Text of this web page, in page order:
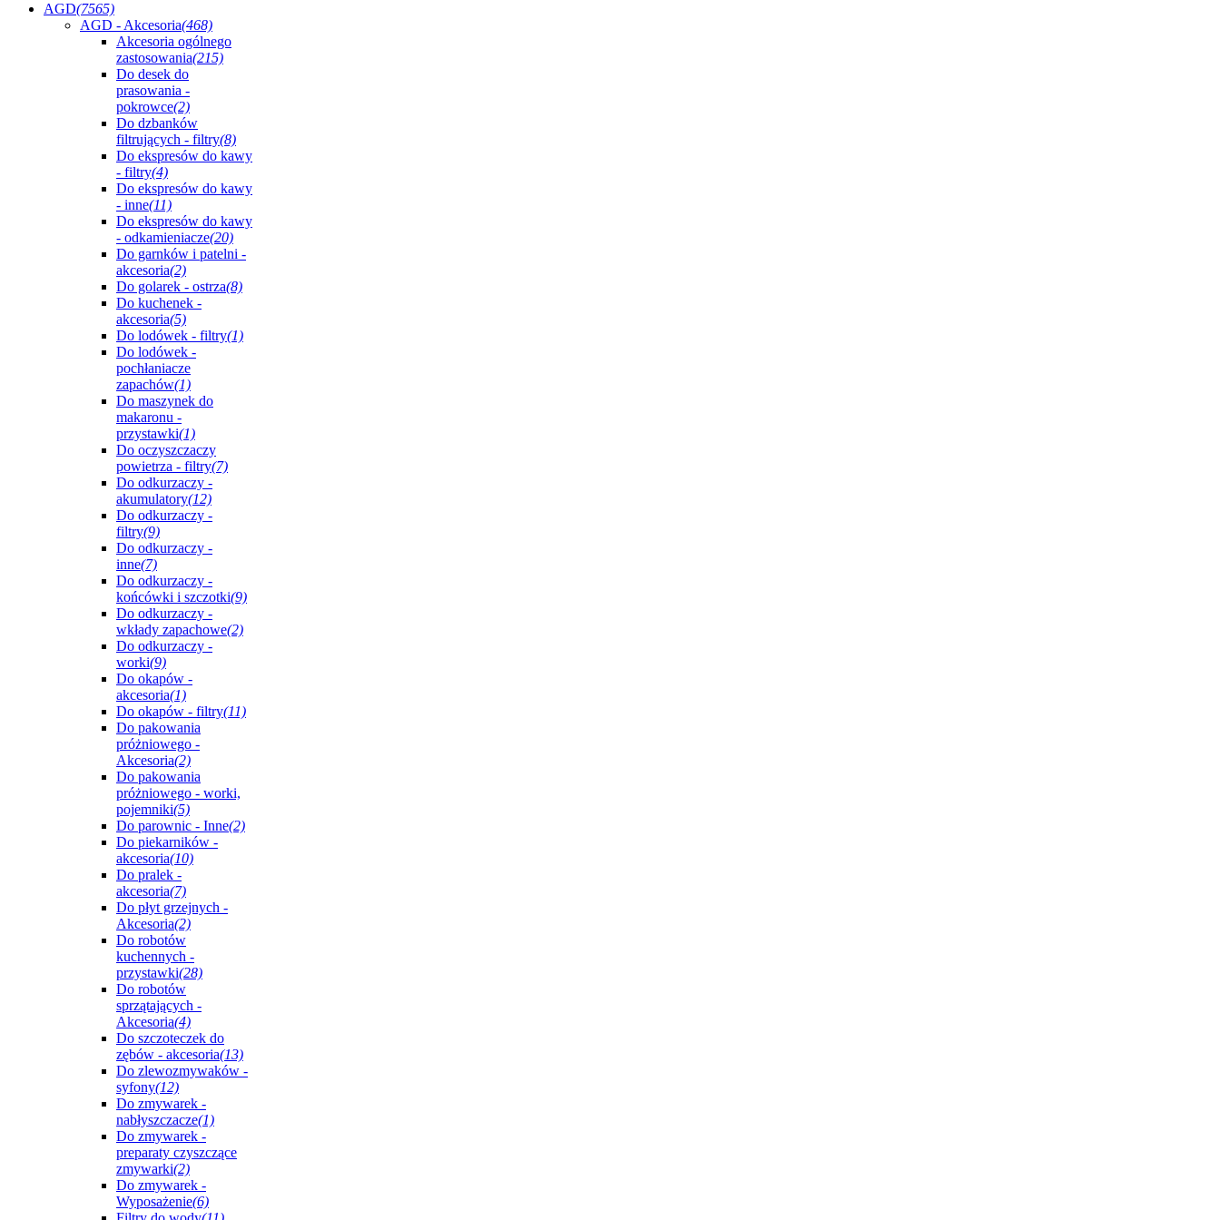
AGD(7565)
AGD - Akcesoria(468)
Akcesoria ogólnego
zastosowania(215)
Do desek do
prasowania -
pokrowce(2)
Do dzbanków
filtrujących - filtry(8)
Do ekspresów do kawy
- filtry(4)
Do ekspresów do kawy
- inne(11)
Do ekspresów do kawy
- odkamieniacze(20)
Do garnków i patelni -
akcesoria(2)
Do golarek - ostrza(8)
Do kuchenek -
akcesoria(5)
Do lodówek - filtry(1)
Do lodówek -
pochłaniacze
zapachów(1)
Do maszynek do
makaronu -
przystawki(1)
Do oczyszczaczy
powietrza - filtry(7)
Do odkurzaczy -
akumulatory(12)
Do odkurzaczy -
filtry(9)
Do odkurzaczy -
inne(7)
Do odkurzaczy -
końcówki i szczotki(9)
Do odkurzaczy -
wkłady zapachowe(2)
Do odkurzaczy -
worki(9)
Do okapów -
akcesoria(1)
Do okapów - filtry(11)
Do pakowania
próżniowego -
Akcesoria(2)
Do pakowania
próżniowego - worki,
pojemniki(5)
Do parownic - Inne(2)
Do piekarników -
akcesoria(10)
Do pralek -
akcesoria(7)
Do płyt grzejnych -
Akcesoria(2)
Do robotów
kuchennych -
przystawki(28)
Do robotów
sprzątających -
Akcesoria(4)
Do szczoteczek do
zębów - akcesoria(13)
Do zlewozmywaków -
syfony(12)
Do zmywarek -
nabłyszczacze(1)
Do zmywarek -
preparaty czyszczące
zmywarki(2)
Do zmywarek -
Wyposażenie(6)